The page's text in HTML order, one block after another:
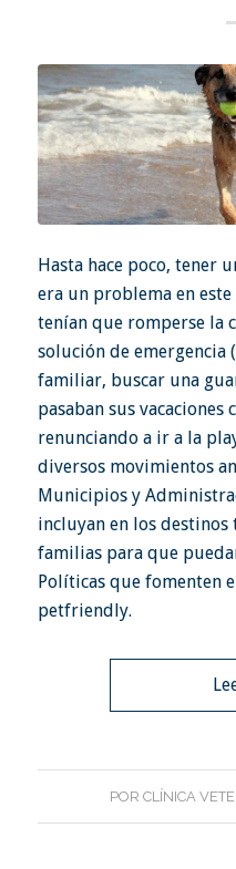
Hasta hace poco, tener
era un problema en
tenían que romperse la
solución de emergencia
familiar, buscar una
pasaban sus vacaciones
renunciando a ir a la
diversos movimientos
Municipios y
incluyan en los
familias para que
Políticas que fomenten
petfriendly.
PORCLÍNICA